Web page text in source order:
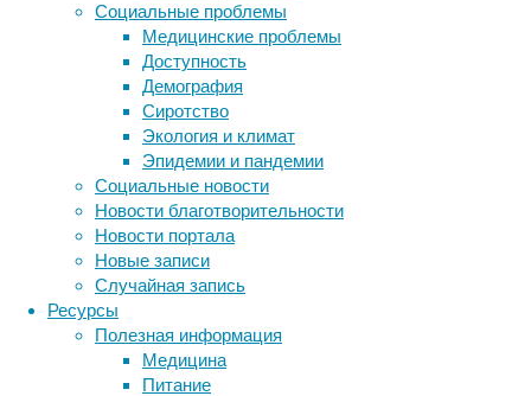
Социальные проблемы
Медицинские проблемы
Доступность
Демография
Сиротство
Экология и климат
Эпидемии и пандемии
Социальные новости
Новости благотворительности
Новости портала
Новые записи
Случайная запись
Ресурсы
Полезная информация
Медицина
Питание
Есть
хищники,
которые
не
слишком
прячутся
от
своих
жертв
и,
когда
видят
их,
начинают
долго